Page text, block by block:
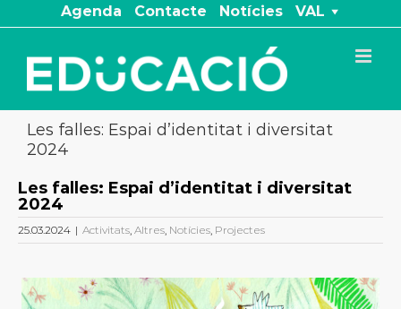
to
content
Agenda Contacte Notícies VAL
Les falles: Espai d’identitat i diversitat
2024
Les falles: Espai d’identitat i diversitat
2024
25.03.2024 | Activitats, Altres, Notícies, Projectes